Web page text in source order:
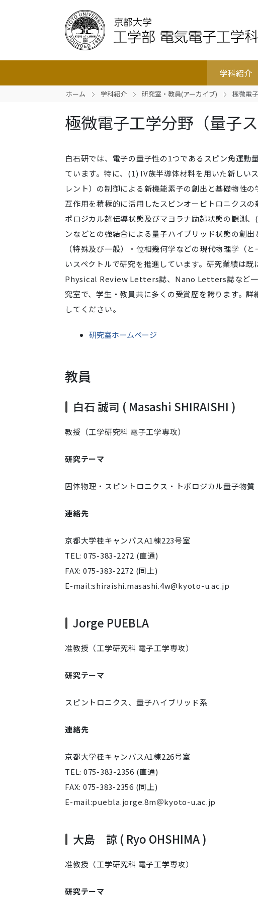
学科紹介
ホーム 学科紹介 研究室・教員(アーカイブ) 極微電
極微電子工学分野（量子
白石研では、電子の量子性の1つであるスピン角運動
ています。特に、(1) IV族半導体材料を用いた新しい
レント）の制御による新機能素子の創出と基礎物性
互作用を積極的に活用したスピンオービトロニクス
ポロジカル超伝導状態及びマヨラナ励起状態の観測
ンなどとの強結合による量子ハイブリッド状態の創
（特殊及び一般）・位相幾何学などの現代物理学（
いスペクトルで研究を推進しています。研究業績
Physical Review Letters誌、Nano Letters誌など一
究室で、学生・教員共に多くの受賞歴を誇ります。
してください。
研究室ホームページ
教員
白石 誠司 ( Masashi SHIRAISHI )
教授（工学研究科 電子工学専攻）
研究テーマ
固体物理・スピントロニクス・トポロジカル量子物
連絡先
京都大学桂キャンパスA1棟223号室
TEL: 075-383-2272 (直通)
FAX: 075-383-2272 (同上)
E-mail:shiraishi.masashi.4w@kyoto-u.ac.jp
Jorge PUEBLA
准教授（工学研究科 電子工学専攻）
研究テーマ
スピントロニクス、量子ハイブリッド系
連絡先
京都大学桂キャンパスA1棟226号室
TEL: 075-383-2356 (直通)
FAX: 075-383-2356 (同上)
E-mail:puebla.jorge.8m＠kyoto-u.ac.jp
大島 諒 ( Ryo OHSHIMA )
准教授（工学研究科 電子工学専攻）
研究テーマ